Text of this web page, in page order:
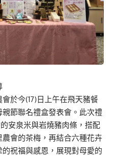
於今(17)日上午在飛天豬餐
節聯名禮盒發表會。此次禮
安泉米與岩燒豬肉條，搭配
會的茶梅，再結合六種花卉
祝福與感恩，展現對母愛的